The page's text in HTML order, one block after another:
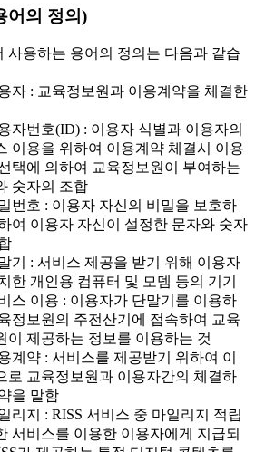
어의 정의)
사용하는 용어의 정의는 다음과 같습
자 : 교육정보원과 이용계약을 체결한
자번호(ID) : 이용자 식별과 이용자의
이용을 위하여 이용계약 체결시 이용
택에 의하여 교육정보원이 부여하는
숫자의 조합
번호 : 이용자 자신의 비밀을 보호하
여 이용자 자신이 설정한 문자와 숫자
기 : 서비스 제공을 받기 위해 이용자
한 개인용 컴퓨터 및 모뎀 등의 기기
스 이용 : 이용자가 단말기를 이용하
정보원의 주전산기에 접속하여 교육
이 제공하는 정보를 이용하는 것
계약 : 서비스를 제공받기 위하여 이
로 교육정보원과 이용자간의 체결하
을 말함
리지 : RISS 서비스 중 마일리지 적립
서비스를 이용한 이용자에게 지급되